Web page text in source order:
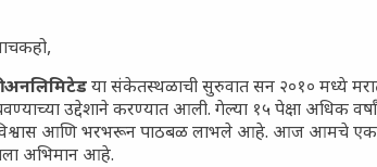
अनलिमिटेडया संकेतस्थळाची सुरुवात सन २०१० मध्ये
उद्देशाने करण्यात आली. गेल्या १५ पेक्षा अधिक
आणि भरभरून पाठबळ लाभले आहे. आज आमचे एक
अभिमान आहे.